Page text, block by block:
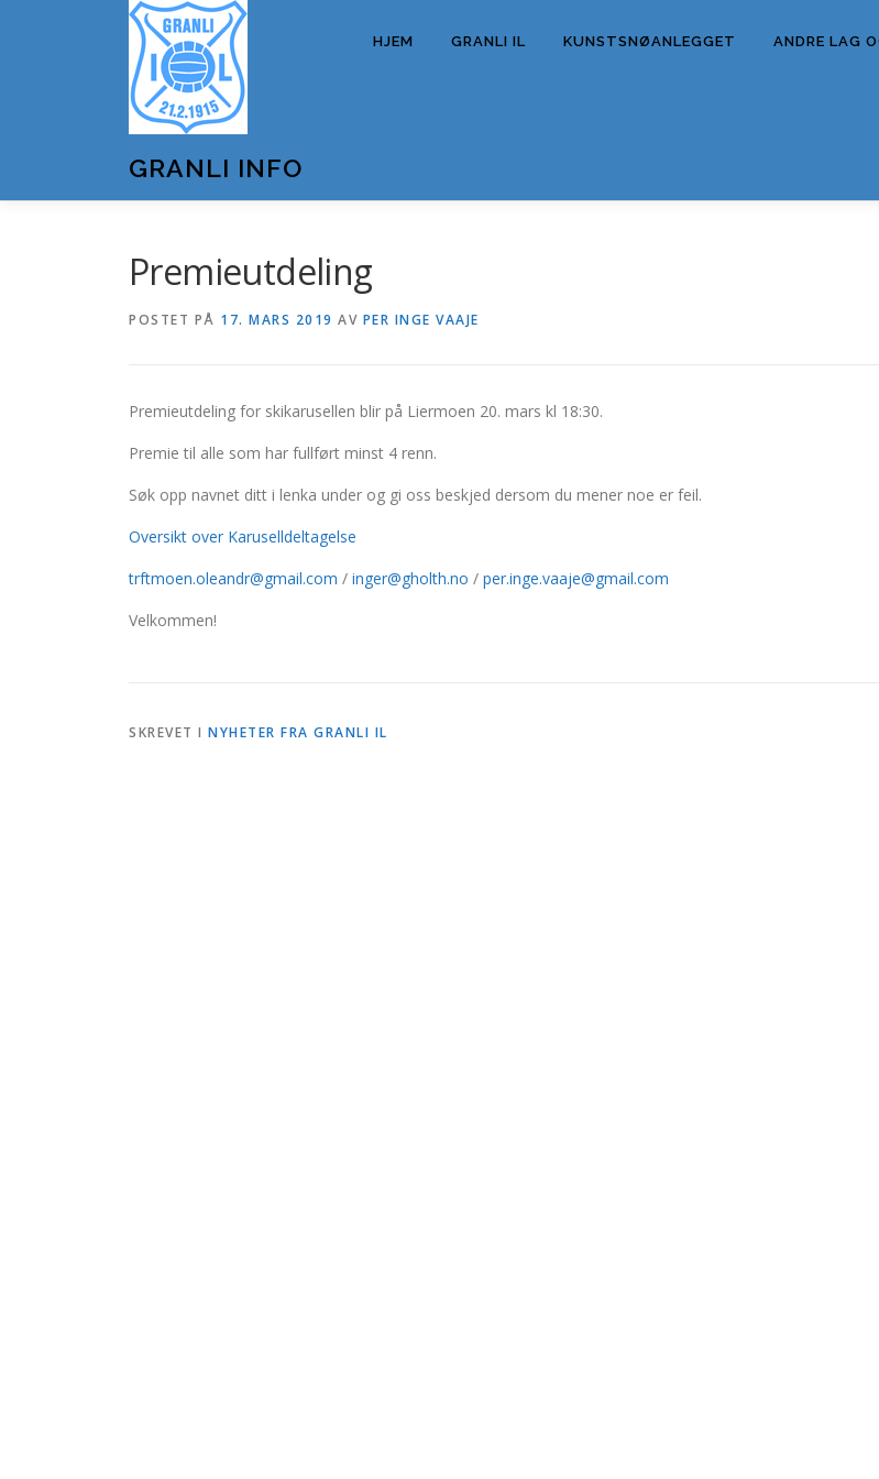
GRANLI INFO
HJEM GRANLI IL KUNSTSNØANLEGGET ANDRE LAG
Premieutdeling
POSTET PÅ 17. MARS 2019 AV PER INGE VAAJE
Premieutdeling for skikarusellen blir på Liermoen 20. mars kl 18:30.
Premie til alle som har fullført minst 4 renn.
Søk opp navnet ditt i lenka under og gi oss beskjed dersom du mener noe er feil.
Oversikt over Karuselldeltagelse
trftmoen.oleandr@gmail.com / inger@gholth.no / per.inge.vaaje@gmail.com
Velkommen!
SKREVET I NYHETER FRA GRANLI IL